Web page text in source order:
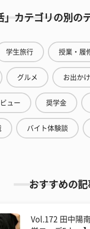
」カテゴリの別の
学生旅行 授業・履
グルメ お出か
ュー 奨学金
バイト体験談
おすすめの記
Vol.172 田中陽